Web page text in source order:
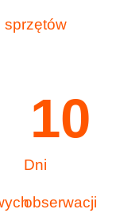
sprzętów
Dni
obserwacji
10